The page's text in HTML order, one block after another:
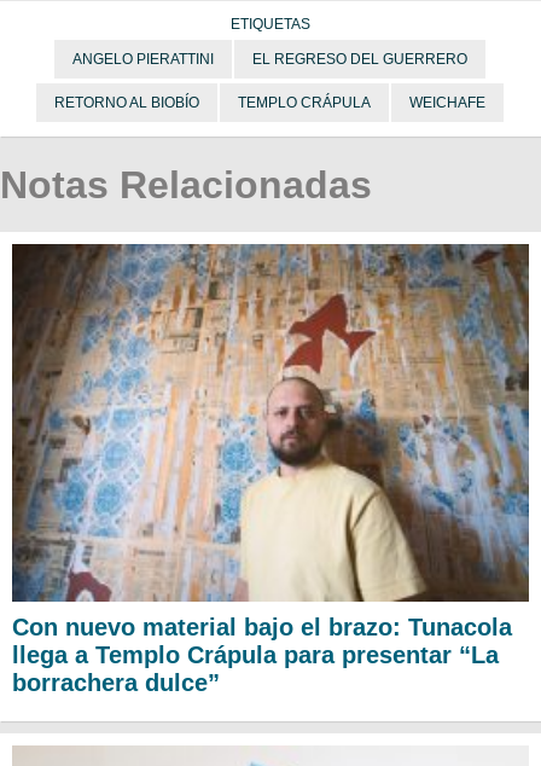
ETIQUETAS
ANGELO PIERATTINI EL REGRESO DEL GUERRERO
RETORNO AL BIOBÍO TEMPLO CRÁPULA WEICHAFE
Notas Relacionadas
Con nuevo material bajo el brazo: Tunacola
llega a Templo Crápula para presentar “La
borrachera dulce”